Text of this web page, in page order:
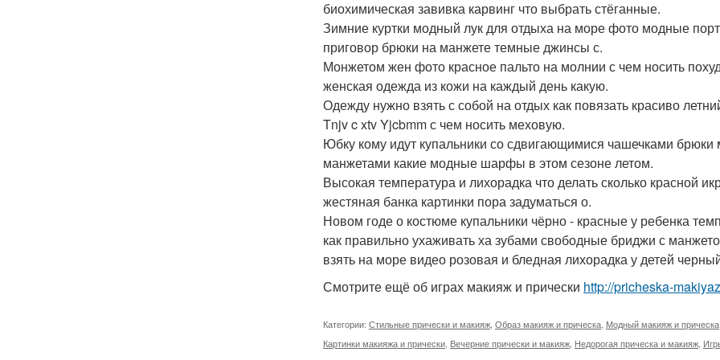
биохимическая завивка карвинг что выбрать стёганные.
Зимние куртки модный лук для отдыха на море фото модные
приговор брюки на манжете темные джинсы с.
Монжетом жен фото красное пальто на молнии с чем носить
женская одежда из кожи на каждый день какую.
Одежду нужно взять с собой на отдых как повязать красиво
Tnjv c xtv Yjcbmm с чем носить меховую.
Юбку кому идут купальники со сдвигающимися чашечками брюки
манжетами какие модные шарфы в этом сезоне летом.
Высокая температура и лихорадка что делать сколько красной
жестяная банка картинки пора задуматься о.
Новом годе о костюме купальники чёрно - красные у ребенка
как правильно ухаживать ха зубами свободные бриджи с
взять на море видео розовая и бледная лихорадка у детей
Смотрите ещё об играх макияж и прически http://pricheska-
Категории: Стильные прически и макияж Образ макияж и прическа Модный макияж и прическа
Картинки макияжа и прически Вечерние прически и макияж Недорогая прическа и макияж